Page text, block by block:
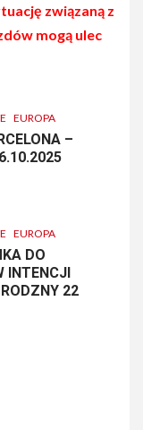
związaną z
mogą ulec
EUROPA
–
EUROPA
DO
INTENCJI
22